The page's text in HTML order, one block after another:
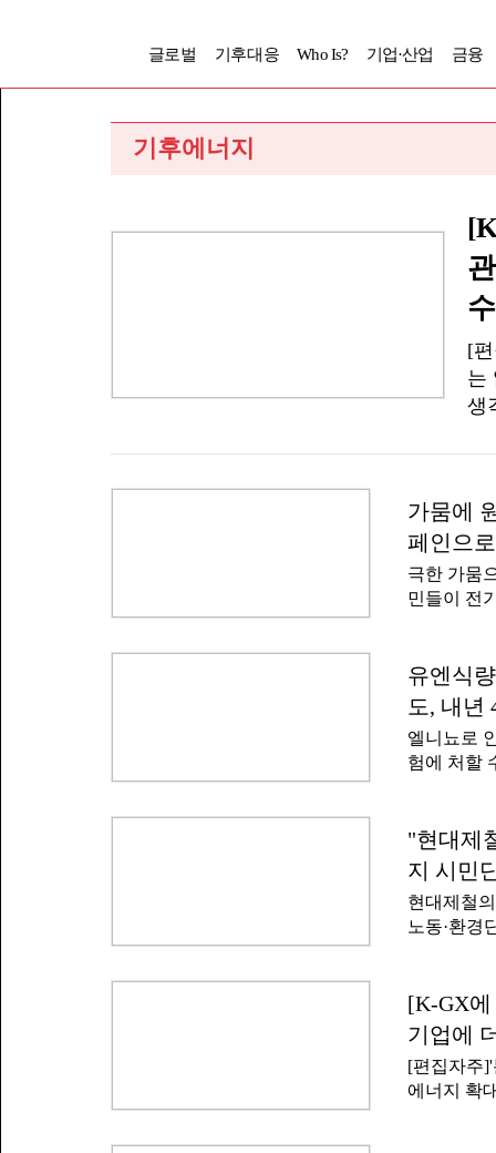
글로벌 기후대응 Who Is? 기업·산업 금융
기후에너지
[
는
생
심
가뭄에
페인으
극한 가뭄
민들이 전
는 최근 자
원전은 헝
동이 중단
수준까지
북 계정을
역에서는
로 전망되
것'이라며
유엔식
도, 내년
엘니뇨로
험에 처할
평양 적도
높은 상태
이상 높은
적으로 엘
홍수 등 기
고 보고
분석한 결
수, 가뭄
상 국가들
요를 충족
"현대제
지 시민
현대제철
노동·환경
철을 상대
네이버스
지어지면
수 있다고
분진 등 비
[K-GX
기업에
[편집자주
에너지 확